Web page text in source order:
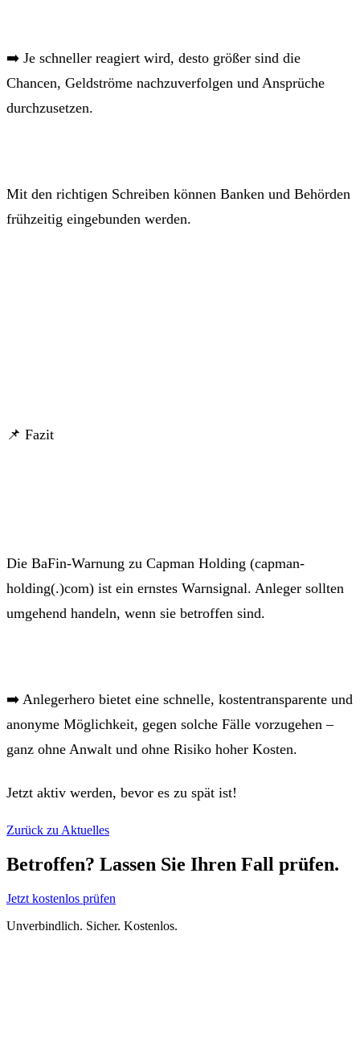
➡️ Je schneller reagiert wird, desto größer sind die
Chancen, Geldströme nachzuverfolgen und Ansprüche
durchzusetzen.
Mit den richtigen Schreiben können Banken und Behörden
frühzeitig eingebunden werden.
📌 Fazit
Die BaFin-Warnung zu Capman Holding (capman-
holding(.)com) ist ein ernstes Warnsignal. Anleger sollten
umgehend handeln, wenn sie betroffen sind.
➡️ Anlegerhero bietet eine schnelle, kostentransparente und
anonyme Möglichkeit, gegen solche Fälle vorzugehen –
ganz ohne Anwalt und ohne Risiko hoher Kosten.
Jetzt aktiv werden, bevor es zu spät ist!
Zurück zu Aktuelles
Betroffen? Lassen Sie Ihren Fall prüfen.
Jetzt kostenlos prüfen
Unverbindlich. Sicher. Kostenlos.